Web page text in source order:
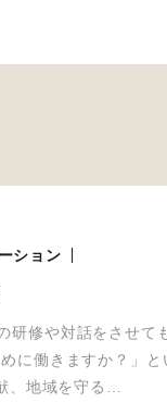
ション
研修や対話をさせて
に働きますか？」
、地域を守る…